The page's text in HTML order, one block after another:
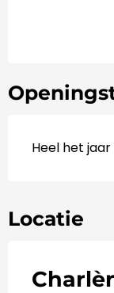
Heel het jaar
Locatie